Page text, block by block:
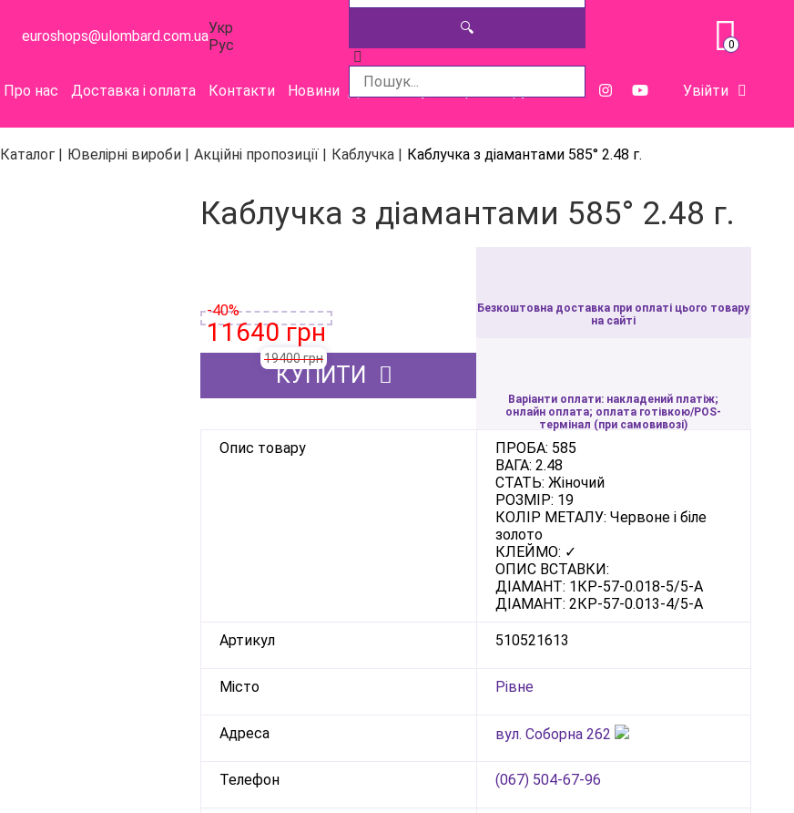
euroshops@ulombard.com.uaУкр
Рус
🔍
0
Про нас Доставка і оплата Контакти Новини Допомога у виборі товару Увійти
Каталог | Ювелірні вироби | Акційні пропозиції | Каблучка | Каблучка з діамантами 585° 2.48 г.
Каблучка з діамантами 585° 2.48 г.
11640 грн
19400 грн
-40%
КУПИТИ
Безкоштовна доставка при оплаті цього товару
на сайті
Варіанти оплати: накладений платіж;
онлайн оплата; оплата готівкою/POS-
термінал (при самовивозі)
Опис товару
ПРОБА: 585
ВАГА: 2.48
СТАТЬ: Жіночий
РОЗМІР: 19
КОЛІР МЕТАЛУ: Червоне і біле
золото
КЛЕЙМО: ✓
ОПИС ВСТАВКИ:
ДIАМАНТ: 1КР-57-0.018-5/5-А
ДIАМАНТ: 2КР-57-0.013-4/5-А
Артикул 510521613
Місто Рівне
Адреса вул. Соборна 262
Телефон (067) 504-67-96